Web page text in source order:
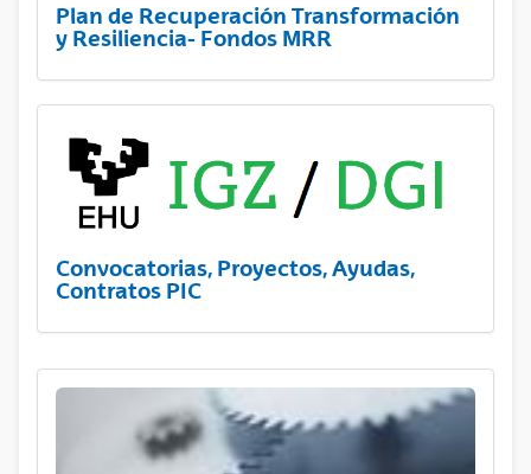
Plan de Recuperación Transformación
y Resiliencia- Fondos MRR
Convocatorias, Proyectos, Ayudas,
Contratos PIC